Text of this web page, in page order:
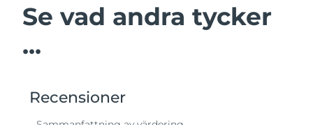
Se vad andra tycker
...